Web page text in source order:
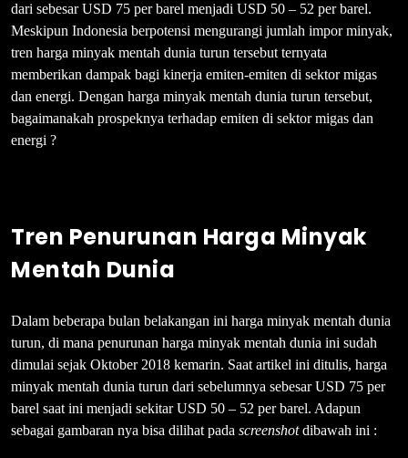
dari sebesar USD 75 per barel menjadi USD 50 – 52 per barel.
Meskipun Indonesia berpotensi mengurangi jumlah impor minyak,
tren harga minyak mentah dunia turun tersebut ternyata
memberikan dampak bagi kinerja emiten-emiten di sektor migas
dan energi. Dengan harga minyak mentah dunia turun tersebut,
bagaimanakah prospeknya terhadap emiten di sektor migas dan
energi ?
Tren Penurunan Harga Minyak
Mentah Dunia
Dalam beberapa bulan belakangan ini harga minyak mentah dunia
turun, di mana penurunan harga minyak mentah dunia ini sudah
dimulai sejak Oktober 2018 kemarin. Saat artikel ini ditulis, harga
minyak mentah dunia turun dari sebelumnya sebesar USD 75 per
barel saat ini menjadi sekitar USD 50 – 52 per barel. Adapun
sebagai gambaran nya bisa dilihat pada screenshotdibawah ini :